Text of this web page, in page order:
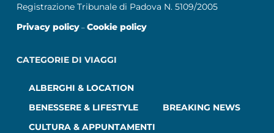
Registrazione Tribunale di Padova N. 5109/2005
Privacy policy– Cookie policy
CATEGORIE DI VIAGGI
ALBERGHI & LOCATION
BENESSERE & LIFESTYLE
BREAKING NEWS
CULTURA & APPUNTAMENTI